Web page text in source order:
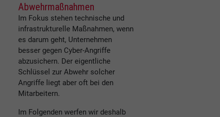
Abwehrmaßnahmen
Im Fokus stehen technische und
infrastrukturelle Maßnahmen, wenn
es darum geht, Unternehmen
besser gegen Cyber-Angriffe
abzusichern. Der eigentliche
Schlüssel zur Abwehr solcher
Angriffe liegt aber oft bei den
Mitarbeitern.
Im Folgenden werfen wir deshalb